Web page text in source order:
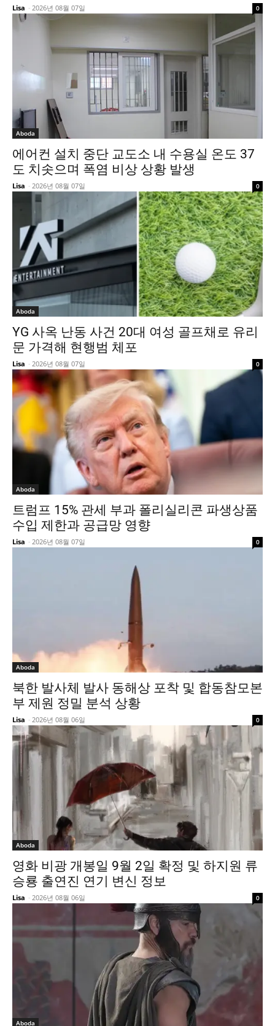
Lisa - 2026년 08월 07일 0
Aboda
에어컨 설치 중단 교도소 내 수용실 온도 37
도 치솟으며 폭염 비상 상황 발생
Lisa - 2026년 08월 07일 0
Aboda
YG 사옥 난동 사건 20대 여성 골프채로 유리
문 가격해 현행범 체포
Lisa - 2026년 08월 07일 0
Aboda
트럼프 15% 관세 부과 폴리실리콘 파생상품
수입 제한과 공급망 영향
Lisa - 2026년 08월 07일 0
Aboda
북한 발사체 발사 동해상 포착 및 합동참모본
부 제원 정밀 분석 상황
Lisa - 2026년 08월 06일 0
Aboda
영화 비광 개봉일 9월 2일 확정 및 하지원 류
승룡 출연진 연기 변신 정보
Lisa - 2026년 08월 06일 0
Aboda